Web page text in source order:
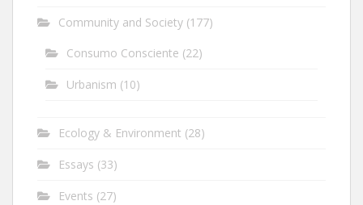
Community and Society (177)
Consumo Consciente (22)
Urbanism (10)
Ecology & Environment (28)
Essays (33)
Events (27)